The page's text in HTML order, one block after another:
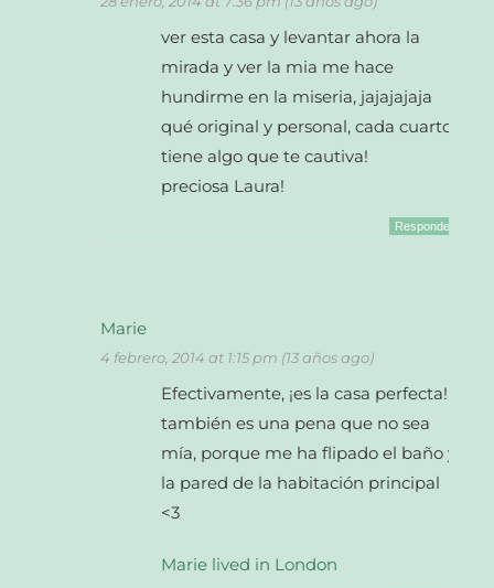
ver esta casa y levantar ahora la
mirada y ver la mia me hace
hundirme en la miseria, jajajajaja
qué original y personal, cada cuarto
tiene algo que te cautiva!
preciosa Laura!
Responder
Marie
4 febrero, 2014 at 1:15 pm (13 años ago)
Efectivamente, ¡es la casa perfecta!
también es una pena que no sea
mía, porque me ha flipado el baño y
la pared de la habitación principal
<3
Marie lived in London